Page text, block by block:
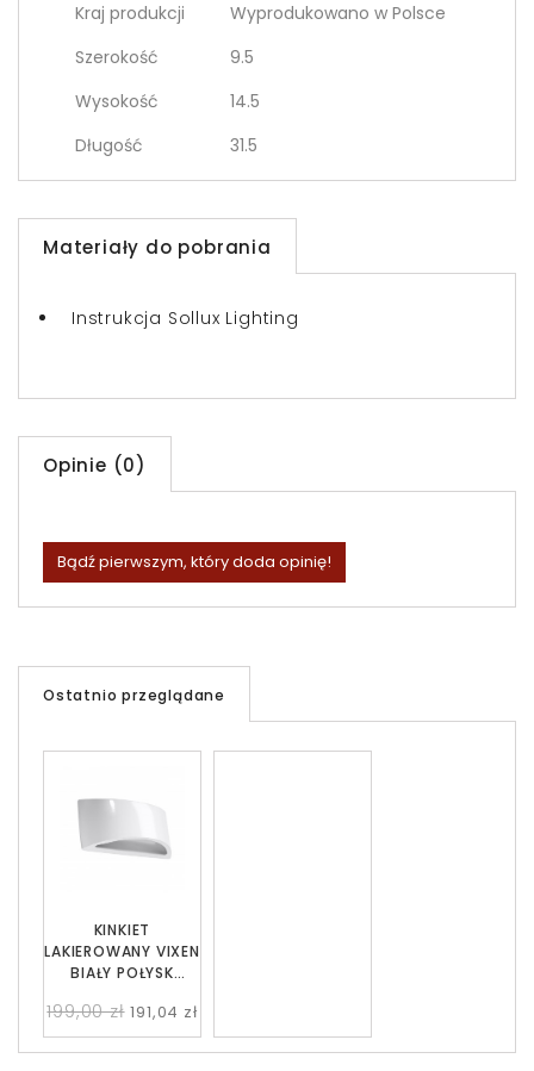
Kraj produkcji
Wyprodukowano w Polsce
Szerokość
9.5
Wysokość
14.5
Długość
31.5
Materiały do pobrania
Instrukcja Sollux Lighting
Opinie (0)
Bądź pierwszym, który doda opinię!
Ostatnio przeglądane
KINKIET
LAKIEROWANY VIXEN
BIAŁY POŁYSK
199,00 zł 191,04 zł